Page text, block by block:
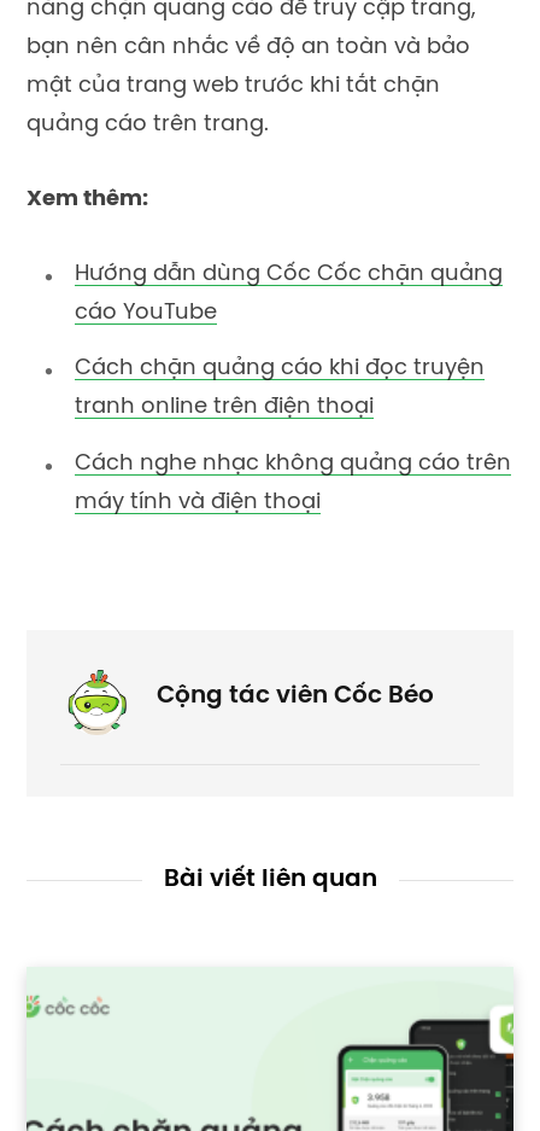
năng chặn quảng cáo để truy cập trang,
bạn nên cân nhắc về độ an toàn và bảo
mật của trang web trước khi tắt chặn
quảng cáo trên trang.
Xem thêm:
Hướng dẫn dùng Cốc Cốc chặn quảng
cáo YouTube
Cách chặn quảng cáo khi đọc truyện
tranh online trên điện thoại
Cách nghe nhạc không quảng cáo trên
máy tính và điện thoại
Cộng tác viên Cốc Béo
Bài viết liên quan